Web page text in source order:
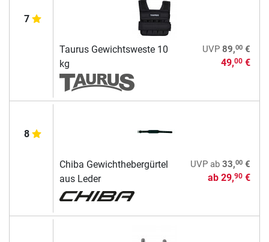
7
Taurus Gewichtsweste 10
kg
UVP 89,00€
49,00€
8
Chiba Gewichthebergürtel
aus Leder
UVPab 33,00€
ab 29,90€